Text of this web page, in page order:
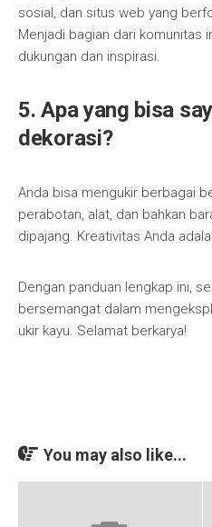
sosial, dan situs web yang
Menjadi bagian dari komunitas
dukungan dan inspirasi.
5. Apa yang bisa
dekorasi?
Anda bisa mengukir berbagai
perabotan, alat, dan bahkan
dipajang. Kreativitas Anda
Dengan panduan lengkap ini,
bersemangat dalam
ukir kayu. Selamat berkarya!
You may also like...